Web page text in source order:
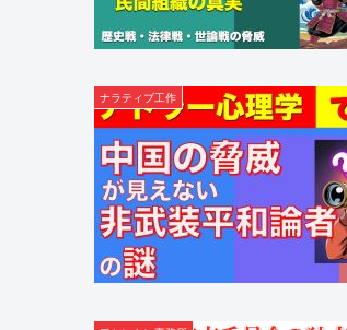
ナラティブ工作